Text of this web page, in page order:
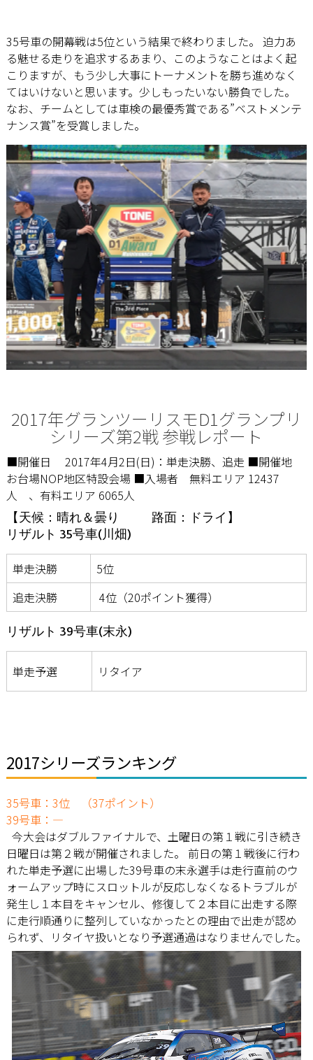
35号車の開幕戦は5位という結果で終わりました。 迫力あ
る魅せる走りを追求するあまり、このようなことはよく起
こりますが、もう少し大事にトーナメントを勝ち進めなく
てはいけないと思います。少しもったいない勝負でした。
なお、チームとしては車検の最優秀賞である”ベストメンテ
ナンス賞”を受賞しました。
2017年グランツーリスモD1グランプリ
シリーズ第2戦 参戦レポート
■開催日 2017年4月2日(日)：単走決勝、追走 ■開催地
お台場NOP地区特設会場 ■入場者 無料エリア 12437
人 、有料エリア 6065人
【天候：晴れ＆曇り 路面：ドライ】
リザルト 35号車(川畑)
単走決勝
5位
追走決勝
4位（20ポイント獲得）
リザルト 39号車(末永)
単走予選 リタイア
2017シリーズランキング
35号車：3位 （37ポイント）
39号車：―
今大会はダブルファイナルで、土曜日の第１戦に引き続き
日曜日は第２戦が開催されました。 前日の第１戦後に行わ
れた単走予選に出場した39号車の末永選手は走行直前のウ
ォームアップ時にスロットルが反応しなくなるトラブルが
発生し１本目をキャンセル、修復して２本目に出走する際
に走行順通りに整列していなかったとの理由で出走が認め
られず、リタイヤ扱いとなり予選通過はなりませんでした。